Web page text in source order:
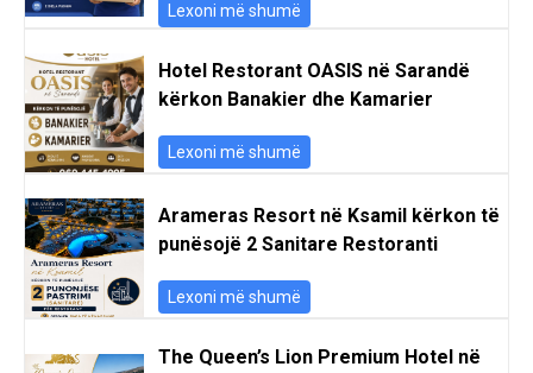
Lexoni më shumë
Hotel Restorant OASIS në Sarandë
kërkon Banakier dhe Kamarier
Lexoni më shumë
Arameras Resort në Ksamil kërkon të
punësojë 2 Sanitare Restoranti
Lexoni më shumë
The Queen’s Lion Premium Hotel në